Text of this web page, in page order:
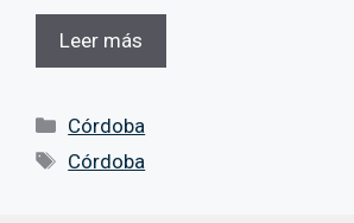
Leer más
Categorías
Córdoba
Etiquetas
Córdoba